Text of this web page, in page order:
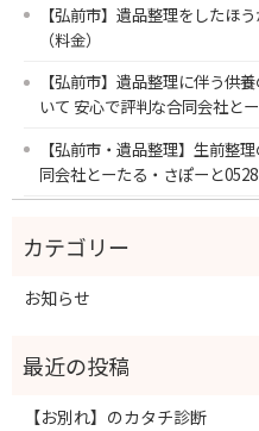
【弘前市】遺品整理をしたほ
（料金）
【弘前市】遺品整理に伴う供
いて 安心で評判な合同会社と
【弘前市・遺品整理】生前整
同会社とーたる・さぽーと
お知らせ
【お別れ】のカタチ診断